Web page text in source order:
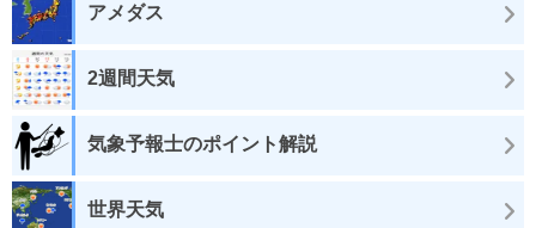
アメダス
2週間天気
気象予報士のポイント解説
世界天気